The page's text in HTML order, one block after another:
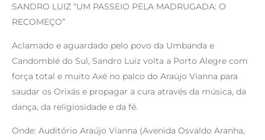
SANDRO LUIZ “UM PASSEIO PELA MADRUGADA: O
RECOMEÇO”
Aclamado e aguardado pelo povo da Umbanda e
Candomblé do Sul, Sandro Luiz volta a Porto Alegre com
força total e muito Axé no palco do Araújo Vianna para
saudar os Orixás e propagar a cura através da música, da
dança, da religiosidade e da fé.
Onde: Auditório Araújo Vianna (Avenida Osvaldo Aranha,